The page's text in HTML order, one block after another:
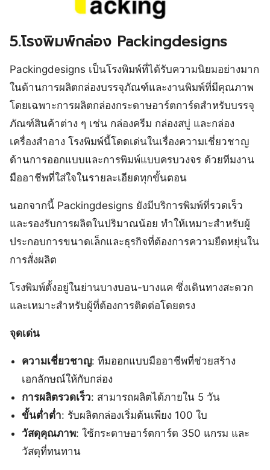
5.โรงพิมพ์กล่อง Packingdesigns
Packingdesigns เป็นโรงพิมพ์ที่ได้รับความนิยมอย่างมาก
ในด้านการผลิตกล่องบรรจุภัณฑ์และงานพิมพ์ที่มีคุณภาพ
โดยเฉพาะการผลิตกล่องกระดาษอาร์ตการ์ดสำหรับบรรจุ
ภัณฑ์สินค้าต่าง ๆ เช่น กล่องครีม กล่องสบู่ และกล่อง
เครื่องสำอาง โรงพิมพ์นี้โดดเด่นในเรื่องความเชี่ยวชาญ
ด้านการออกแบบและการพิมพ์แบบครบวงจร ด้วยทีมงาน
มืออาชีพที่ใส่ใจในรายละเอียดทุกขั้นตอน
นอกจากนี้ Packingdesigns ยังมีบริการพิมพ์ที่รวดเร็ว
และรองรับการผลิตในปริมาณน้อย ทำให้เหมาะสำหรับผู้
ประกอบการขนาดเล็กและธุรกิจที่ต้องการความยืดหยุ่นใน
การสั่งผลิต
โรงพิมพ์ตั้งอยู่ในย่านบางบอน-บางแค ซึ่งเดินทางสะดวก
และเหมาะสำหรับผู้ที่ต้องการติดต่อโดยตรง
จุดเด่น
ความเชี่ยวชาญ: ทีมออกแบบมืออาชีพที่ช่วยสร้าง
เอกลักษณ์ให้กับกล่อง
การผลิตรวดเร็ว: สามารถผลิตได้ภายใน 5 วัน
ขั้นต่ำต่ำ: รับผลิตกล่องเริ่มต้นเพียง 100 ใบ
วัสดุคุณภาพ: ใช้กระดาษอาร์ตการ์ด 350 แกรม และ
วัสดุที่ทนทาน